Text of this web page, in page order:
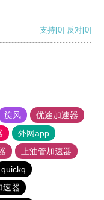
支持[0] 反对[0]
旋风
优途加速器
外网app
上油管加速器
quickq
速器